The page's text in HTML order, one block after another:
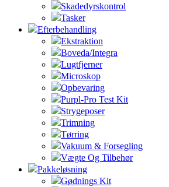
Skadedyrskontrol
Tasker
Efterbehandling
Ekstraktion
Boveda/Integra
Lugtfjerner
Microskop
Opbevaring
Purpl-Pro Test Kit
Strygeposer
Trimning
Tørring
Vakuum & Forsegling
Vægte Og Tilbehør
Pakkeløsning
Gødnings Kit